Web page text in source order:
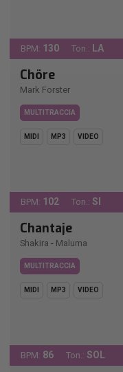
BPM: 130 Ton.: LA
Chöre
Mark Forster
MULTITRACCIA
MIDI MP3 VIDEO
BPM: 102 Ton.: SI
Chantaje
Shakira - Maluma
MULTITRACCIA
MIDI MP3 VIDEO
BPM: 86 Ton.: SOL